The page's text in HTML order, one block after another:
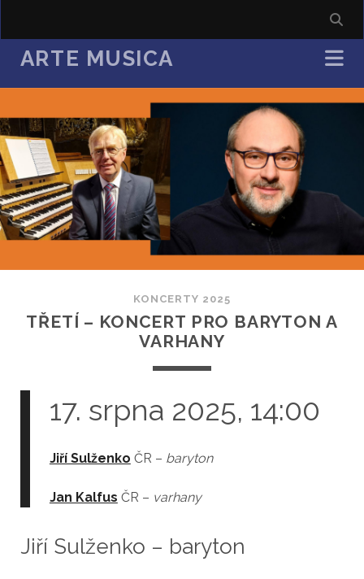
ARTE MUSICA
KONCERTY 2025
TŘETÍ – KONCERT PRO BARYTON A
VARHANY
17. srpna 2025, 14:00
Jiří Sulženko ČR – baryton
Jan Kalfus ČR – varhany
Jiří Sulženko – baryton